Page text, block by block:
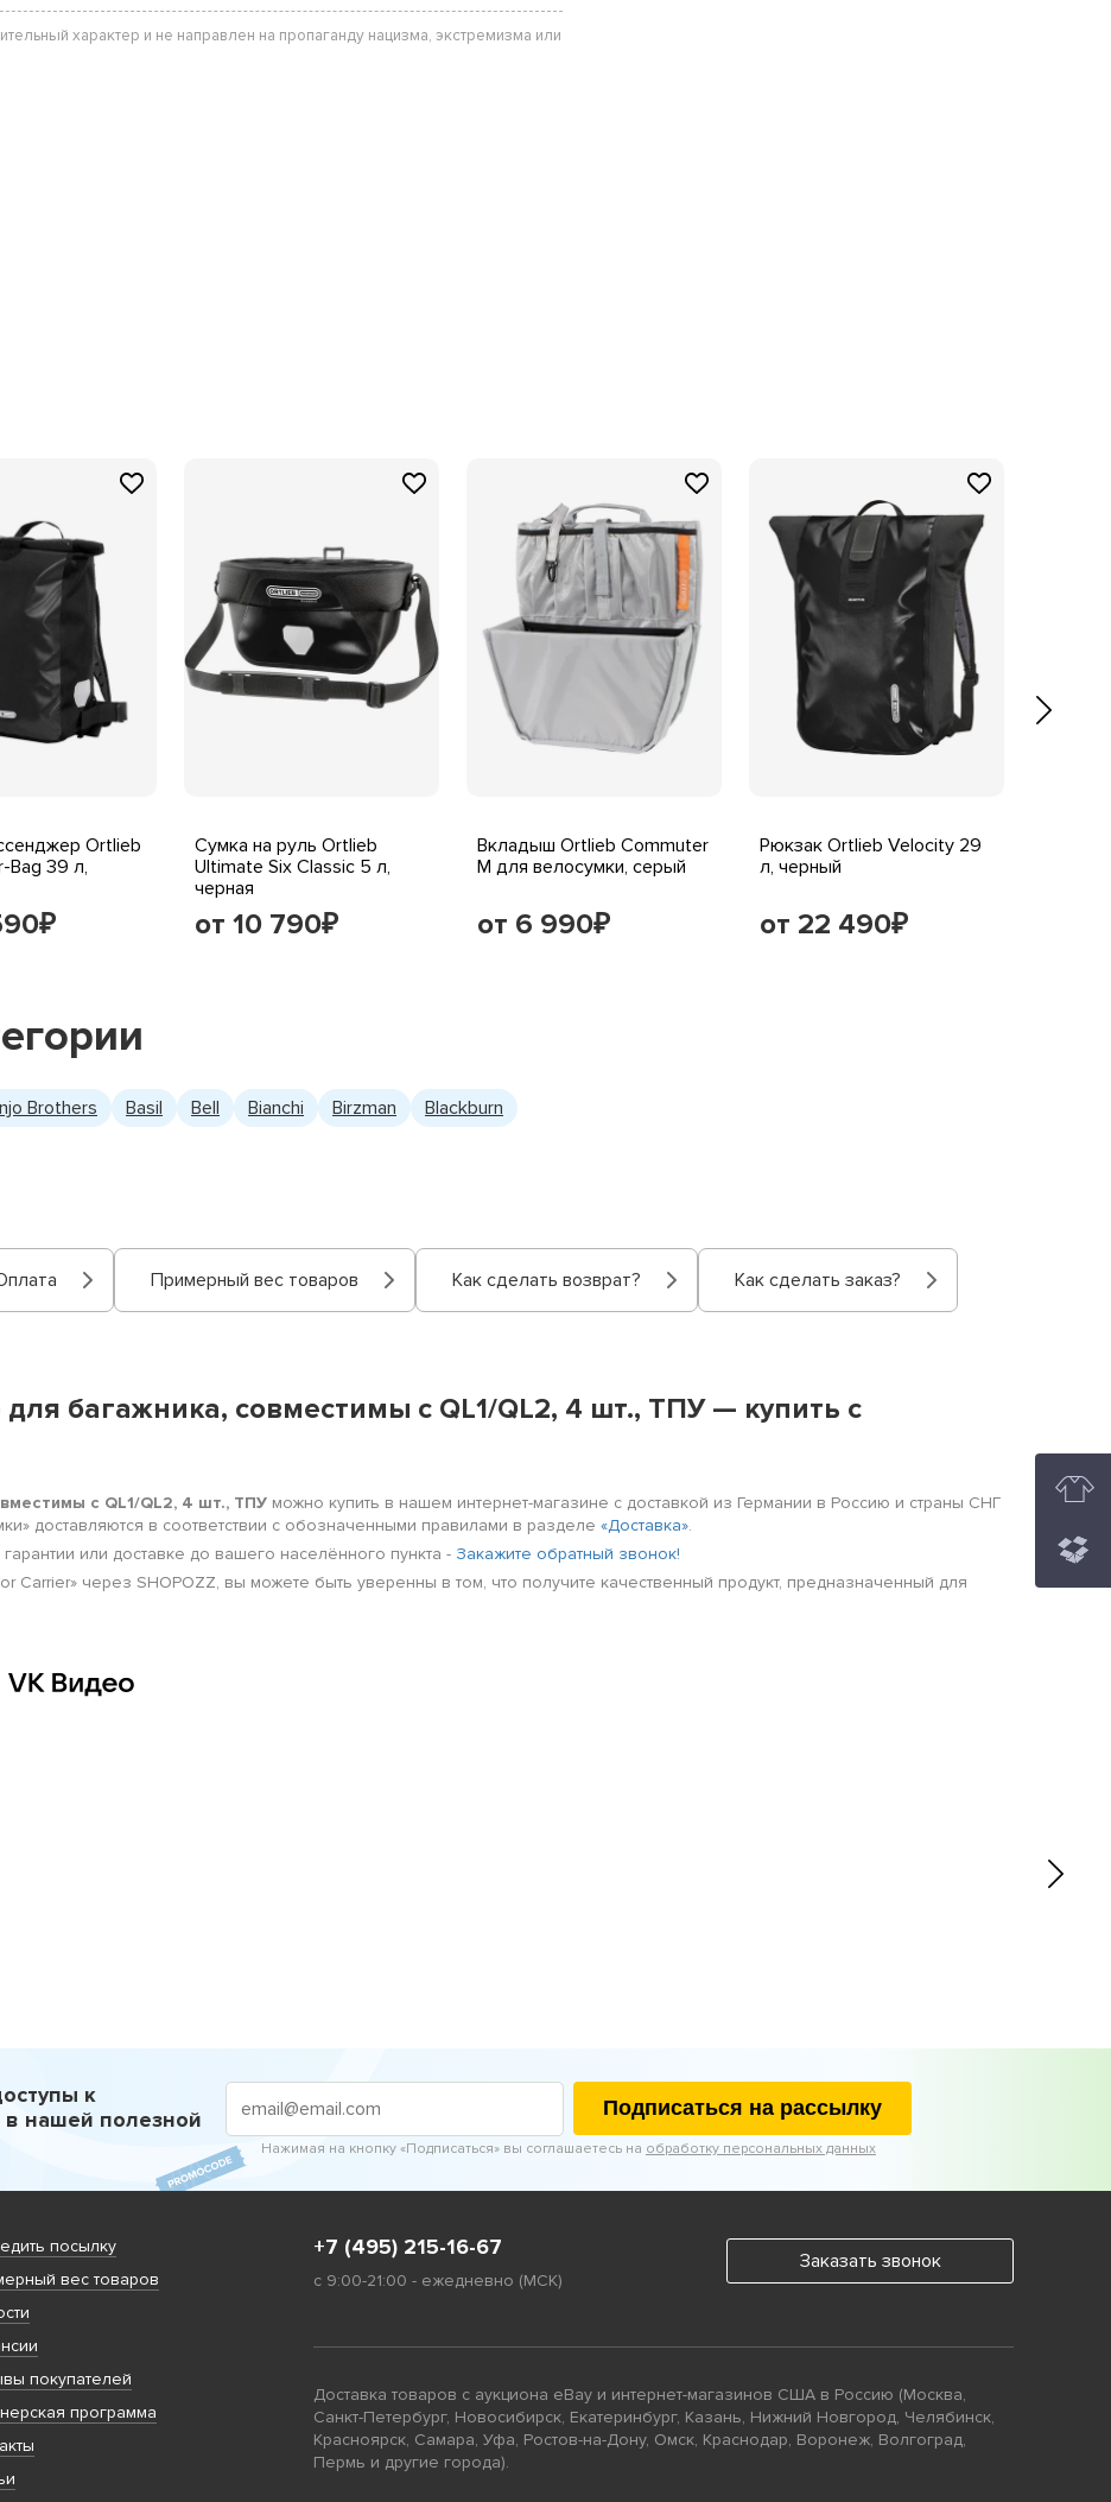
характер и не направлен на пропаганду нацизма, экстремизма или
Ortlieb
Bag 39 л,
₽
Сумка на руль Ortlieb
Ultimate Six Classic 5 л,
черная
от 10 790₽
Вкладыш Ortlieb Commuter
M для велосумки, серый
от 6 990₽
Рюкзак Ortlieb Velocity 29
л, черный
от 22 490₽
Brothers Basil Bell Bianchi Birzman Blackburn
Примерный вес товаров Как сделать возврат? Как сделать заказ?
багажника, совместимы с QL1/QL2, 4 шт., ТПУ — купить с
с QL1/QL2, 4 шт., ТПУ можно купить в нашем интернет-магазине с доставкой из Германии в Россию и страны СНГ
доставляются в соответствии с обозначенными правилами в разделе «Доставка».
или доставке до вашего населённого пункта - Закажите обратный звонок!
Carrier» через SHOPOZZ, вы можете быть уверенны в том, что получите качественный продукт, предназначенный для
к
нашей полезной
Подписаться на рассылку
Нажимая на кнопку «Подписаться» вы соглашаетесь на обработку персональных данных
посылку
вес товаров
покупателей
программа
+7 (495) 215-16-67
с 9:00-21:00 - ежедневно (МСК)
Заказать звонок
Доставка товаров с аукциона eBay и интернет-магазинов США в Россию (Москва,
Санкт-Петербург, Новосибирск, Екатеринбург, Казань, Нижний Новгород, Челябинск,
Красноярск, Самара, Уфа, Ростов-на-Дону, Омск, Краснодар, Воронеж, Волгоград,
Пермь и другие города).